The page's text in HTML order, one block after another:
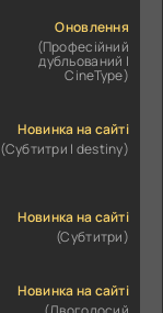
Оновлення
(Професійний
дубльований |
CineType)
Новинка на сайті
(Субтитри | destiny)
Новинка на сайті
(Субтитри)
Новинка на сайті